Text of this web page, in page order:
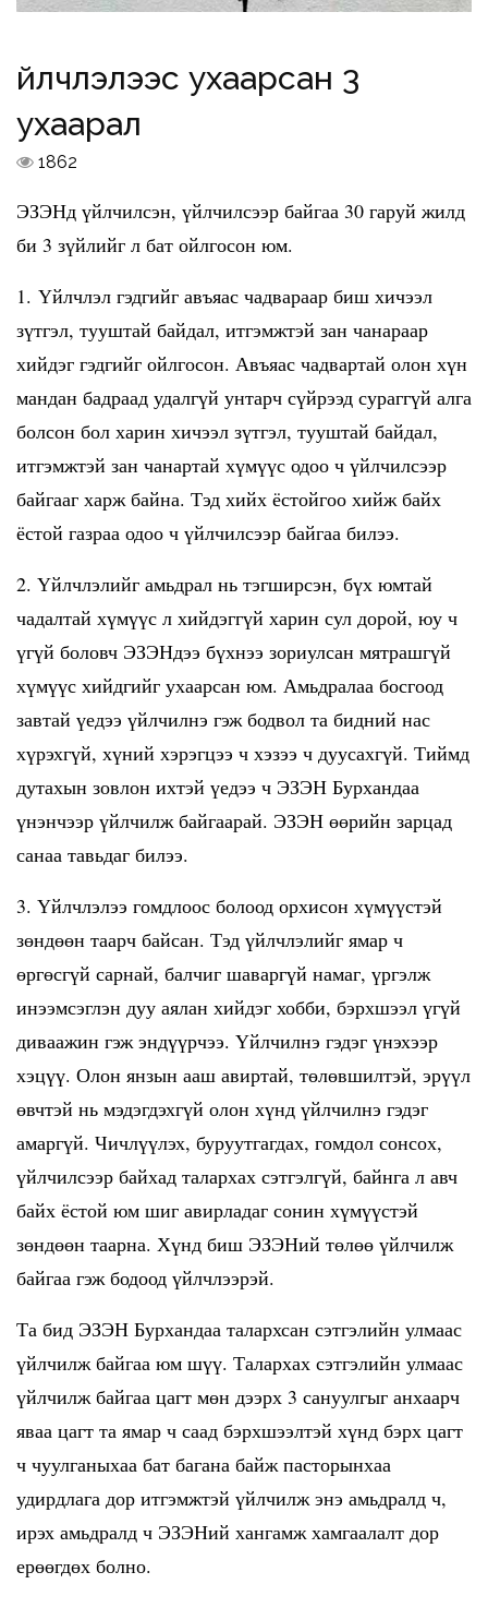
Үйлчлэлээс ухаарсан 3
ухаарал
1862
ЭЗЭНд үйлчилсэн, үйлчилсээр байгаа 30 гаруй жилд
би 3 зүйлийг л бат ойлгосон юм.
1. Үйлчлэл гэдгийг авъяас чадвараар биш хичээл
зүтгэл, тууштай байдал, итгэмжтэй зан чанараар
хийдэг гэдгийг ойлгосон. Авъяас чадвартай олон хүн
мандан бадраад удалгүй унтарч сүйрээд сураггүй алга
болсон бол харин хичээл зүтгэл, тууштай байдал,
итгэмжтэй зан чанартай хүмүүс одоо ч үйлчилсээр
байгааг харж байна. Тэд хийх ёстойгоо хийж байх
ёстой газраа одоо ч үйлчилсээр байгаа билээ.
2. Үйлчлэлийг амьдрал нь тэгширсэн, бүх юмтай
чадалтай хүмүүс л хийдэггүй харин сул дорой, юу ч
үгүй боловч ЭЗЭНдээ бүхнээ зориулсан мятрашгүй
хүмүүс хийдгийг ухаарсан юм. Амьдралаа босгоод
завтай үедээ үйлчилнэ гэж бодвол та бидний нас
хүрэхгүй, хүний хэрэгцээ ч хэзээ ч дуусахгүй. Тиймд
дутахын зовлон ихтэй үедээ ч ЭЗЭН Бурхандаа
үнэнчээр үйлчилж байгаарай. ЭЗЭН өөрийн зарцад
санаа тавьдаг билээ.
3. Үйлчлэлээ гомдлоос болоод орхисон хүмүүстэй
зөндөөн таарч байсан. Тэд үйлчлэлийг ямар ч
өргөсгүй сарнай, балчиг шаваргүй намаг, үргэлж
инээмсэглэн дуу аялан хийдэг хобби, бэрхшээл үгүй
диваажин гэж эндүүрчээ. Үйлчилнэ гэдэг үнэхээр
хэцүү. Олон янзын ааш авиртай, төлөвшилтэй, эрүүл
өвчтэй нь мэдэгдэхгүй олон хүнд үйлчилнэ гэдэг
амаргүй. Чичлүүлэх, буруутгагдах, гомдол сонсох,
үйлчилсээр байхад талархах сэтгэлгүй, байнга л авч
байх ёстой юм шиг авирладаг сонин хүмүүстэй
зөндөөн таарна. Хүнд биш ЭЗЭНий төлөө үйлчилж
байгаа гэж бодоод үйлчлээрэй.
Та бид ЭЗЭН Бурхандаа талархсан сэтгэлийн улмаас
үйлчилж байгаа юм шүү. Талархах сэтгэлийн улмаас
үйлчилж байгаа цагт мөн дээрх 3 сануулгыг анхаарч
яваа цагт та ямар ч саад бэрхшээлтэй хүнд бэрх цагт
ч чуулганыхаа бат багана байж пасторынхаа
удирдлага дор итгэмжтэй үйлчилж энэ амьдралд ч,
ирэх амьдралд ч ЭЗЭНий хангамж хамгаалалт дор
ерөөгдөх болно.